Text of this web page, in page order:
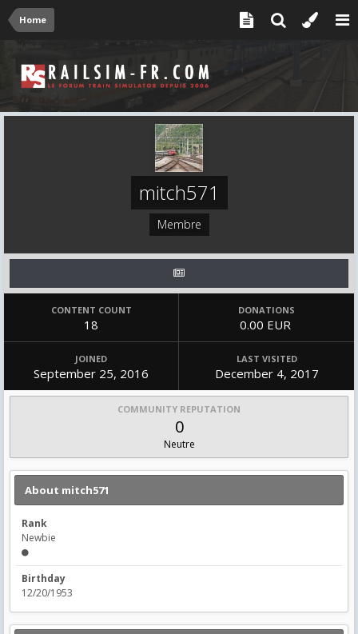
Home
mitch571
Membre
CONTENT COUNT
18
DONATIONS
0.00 EUR
JOINED
September 25, 2016
LAST VISITED
December 4, 2017
COMMUNITY REPUTATION
0
Neutre
About mitch571
Rank
Newbie
Birthday
12/20/1953